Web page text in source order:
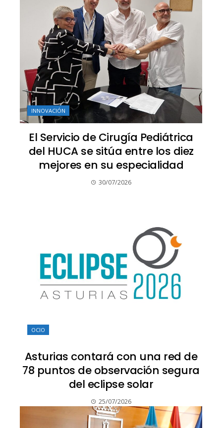
INNOVACIÓN
El Servicio de Cirugía Pediátrica
del HUCA se sitúa entre los diez
mejores en su especialidad
30/07/2026
OCIO
Asturias contará con una red de
78 puntos de observación segura
del eclipse solar
25/07/2026